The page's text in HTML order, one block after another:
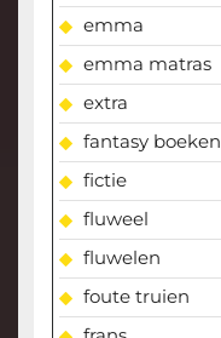
emma
emma matras
extra
fantasy boeken
fictie
fluweel
fluwelen
foute truien